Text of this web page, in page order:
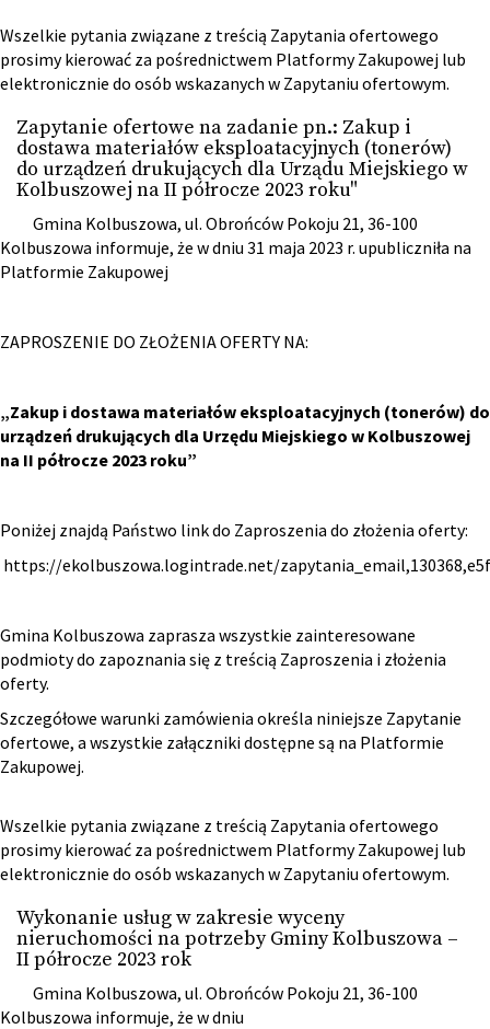
Wszelkie pytania związane z treścią Zapytania ofertowego
prosimy kierować za pośrednictwem Platformy Zakupowej lub
elektronicznie do osób wskazanych w Zapytaniu ofertowym.
Zapytanie ofertowe na zadanie pn.: Zakup i
dostawa materiałów eksploatacyjnych (tonerów)
do urządzeń drukujących dla Urządu Miejskiego w
Kolbuszowej na II półrocze 2023 roku"
Gmina Kolbuszowa, ul. Obrońców Pokoju 21, 36-100
Kolbuszowa informuje, że w dniu 31 maja 2023 r. upubliczniła na
Platformie Zakupowej
ZAPROSZENIE DO ZŁOŻENIA OFERTY NA:
„Zakup i dostawa materiałów eksploatacyjnych (tonerów) do
urządzeń drukujących dla Urzędu Miejskiego w Kolbuszowej
na II półrocze 2023 roku”
Poniżej znajdą Państwo link do Zaproszenia do złożenia oferty:
https://ekolbuszowa.logintrade.net/
Gmina Kolbuszowa zaprasza wszystkie zainteresowane
podmioty do zapoznania się z treścią Zaproszenia i złożenia
oferty.
Szczegółowe warunki zamówienia określa niniejsze Zapytanie
ofertowe, a wszystkie załączniki dostępne są na Platformie
Zakupowej.
Wszelkie pytania związane z treścią Zapytania ofertowego
prosimy kierować za pośrednictwem Platformy Zakupowej lub
elektronicznie do osób wskazanych w Zapytaniu ofertowym.
Wykonanie usług w zakresie wyceny
nieruchomości na potrzeby Gminy Kolbuszowa –
II półrocze 2023 rok
Gmina Kolbuszowa, ul. Obrońców Pokoju 21, 36-100
Kolbuszowa informuje, że w dniu